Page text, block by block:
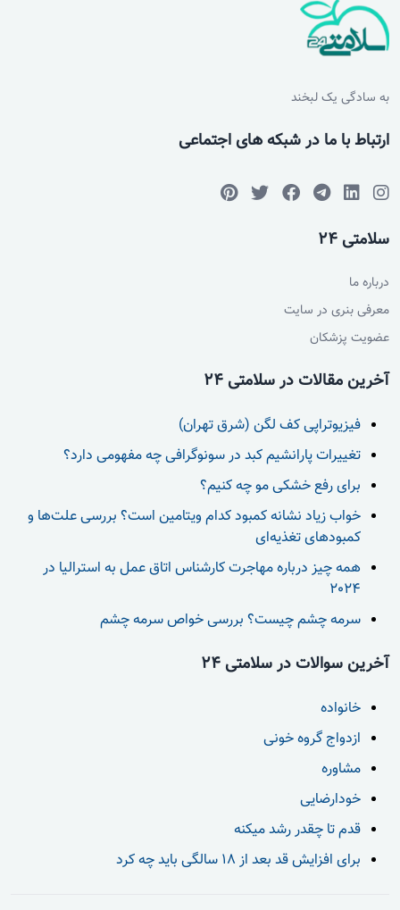
به سادگی یک لبخند
ارتباط با ما در شبکه های اجتماعی
سلامتی 24
درباره ما
معرفی بنری در سایت
عضویت پزشکان
آخرین مقالات در سلامتی 24
فیزیوتراپی کف لگن (شرق تهران)
تغییرات پارانشیم کبد در سونوگرافی چه مفهومی دارد؟
برای رفع خشکی مو چه کنیم؟
خواب زیاد نشانه کمبود کدام ویتامین است؟ بررسی علت‌ها و
کمبودهای تغذیه‌ای
همه چیز درباره مهاجرت کارشناس اتاق عمل به استرالیا در
2024
سرمه چشم چیست؟ بررسی خواص سرمه چشم
آخرین سوالات در سلامتی 24
خانواده
ازدواج گروه خونی
مشاوره
خودارضایی
قدم تا چقدر رشد میکنه
برای افزایش قد بعد از 18 سالگی باید چه کرد